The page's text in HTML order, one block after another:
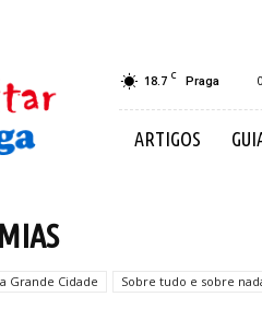
18.7 C Praga
ARTIGOS
Grande Cidade Sobre tudo e sobre